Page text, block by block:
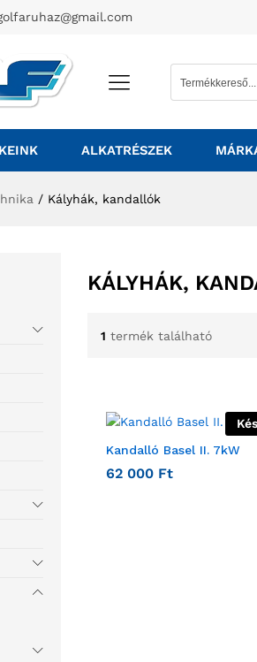
ALKATRÉSZEK
/ Kályhák, kandallók
KÁLYHÁK,
1 termék található
Kandalló Basel II. 7kW
62 000 Ft